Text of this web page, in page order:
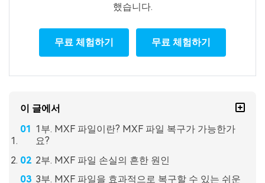
했습니다.
무료 체험하기 무료 체험하기
이 글에서
1부. MXF 파일이란? MXF 파일 복구가 가능한가
요?
2부. MXF 파일 손실의 흔한 원인
3부. MXF 파일을 효과적으로 복구할 수 있는 쉬운